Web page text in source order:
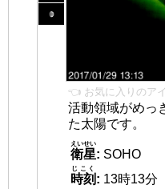
👈 お気に入りのア
活動領域がめっ
た太陽です。
衛星
えいせい
: SOHO
時刻
じこく
: 13時13分